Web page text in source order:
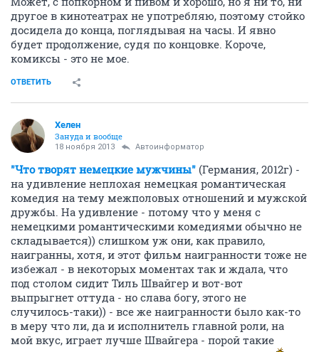
другое в кинотеатрах не употребляю, поэтому стойко
досидела до конца, поглядывая на часы. И явно
будет продолжение, судя по концовке. Короче,
комиксы - это не мое.
ОТВЕТИТЬ
Хелен
Зануда и вообще
18 ноября 2013 Автоинформатор
"Что творят немецкие мужчины" (Германия, 2012г) -
на удивление неплохая немецкая романтическая
комедия на тему межполовых отношений и мужской
дружбы. На удивление - потому что у меня с
немецкими романтическими комедиями обычно не
складывается)) слишком уж они, как правило,
наигранны, хотя, и этот фильм наигранности тоже не
избежал - в некоторых моментах так и ждала, что
под столом сидит Тиль Швайгер и вот-вот
выпрыгнет оттуда - но слава богу, этого не
случилось-таки)) - все же наигранности было как-то
в меру что ли, да и исполнитель главной роли, на
мой вкус, играет лучше Швайгера - порой такие